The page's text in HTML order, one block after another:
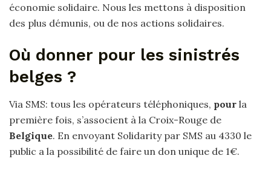
économie solidaire. Nous les mettons à disposition
des plus démunis, ou de nos actions solidaires.
Où donner pour les sinistrés
belges ?
Via SMS: tous les opérateurs téléphoniques, pour la
première fois, s’associent à la Croix-Rouge de
Belgique. En envoyant Solidarity par SMS au 4330 le
public a la possibilité de faire un don unique de 1€.